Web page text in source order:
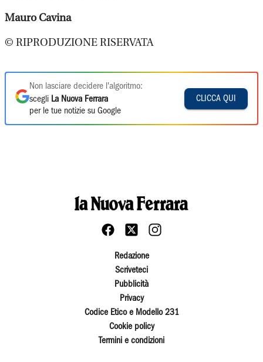
Mauro Cavina
© RIPRODUZIONE RISERVATA
Non lasciare decidere l'algoritmo:
scegli La Nuova Ferrara
per le tue notizie su Google
CLICCA QUI
Redazione
Scriveteci
Pubblicità
Privacy
Codice Etico e Modello 231
Cookie policy
Termini e condizioni